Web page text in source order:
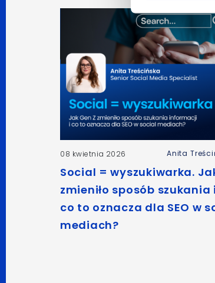
08 kwietnia 2026 Anita
Social = wyszukiwarka.
zmieniło sposób
co to oznacza dla SEO w
mediach?